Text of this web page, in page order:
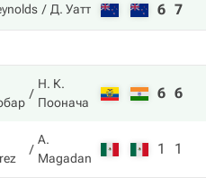
Д. Уатт 6 7
Н. К.
Поонача
6 6
A.
Magadan
1 1